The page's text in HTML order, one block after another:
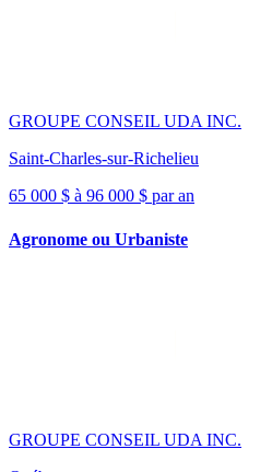
GROUPE CONSEIL UDA INC.
Saint-Charles-sur-Richelieu
65 000 $ à 96 000 $ par an
Agronome ou Urbaniste
GROUPE CONSEIL UDA INC.